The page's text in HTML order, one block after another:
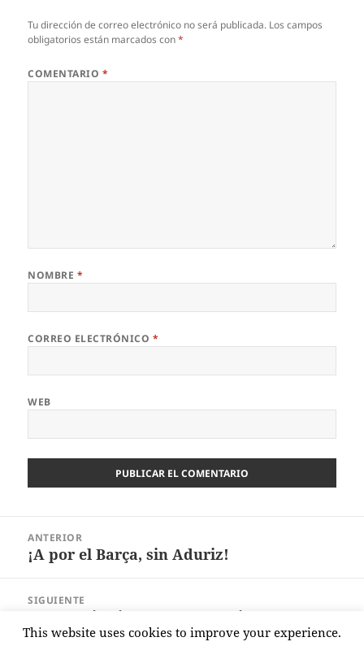
Tu dirección de correo electrónico no será publicada. Los campos
obligatorios están marcados con*
COMENTARIO *
NOMBRE *
CORREO ELECTRÓNICO *
WEB
entradas
ANTERIOR
Entrada
¡A por el Barça, sin Aduriz!
SIGUIENTE
siguiente:
El Athletic pierde la oportunidad de
matar la eliminatoria
This website uses cookies to improve your experience.